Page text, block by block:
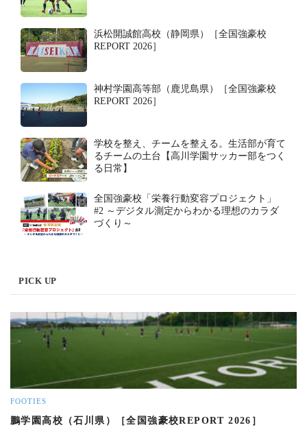
浜松開誠館高校（静岡県）［全国強豪校
REPORT 2026］
神村学園高等部（鹿児島県）［全国強豪校
REPORT 2026］
学校を整え、チームを整える。生活部が育て
るチームの土台【高川学園サッカー部をつく
る日常】
全国強豪校「栄養行動変容プロジェクト」
#2 ～デジタル測定からわかる理想のカラダ
づくり～
PICK UP
FOOTIES
鵬学園高校（石川県）［全国強豪校REPORT 2026］